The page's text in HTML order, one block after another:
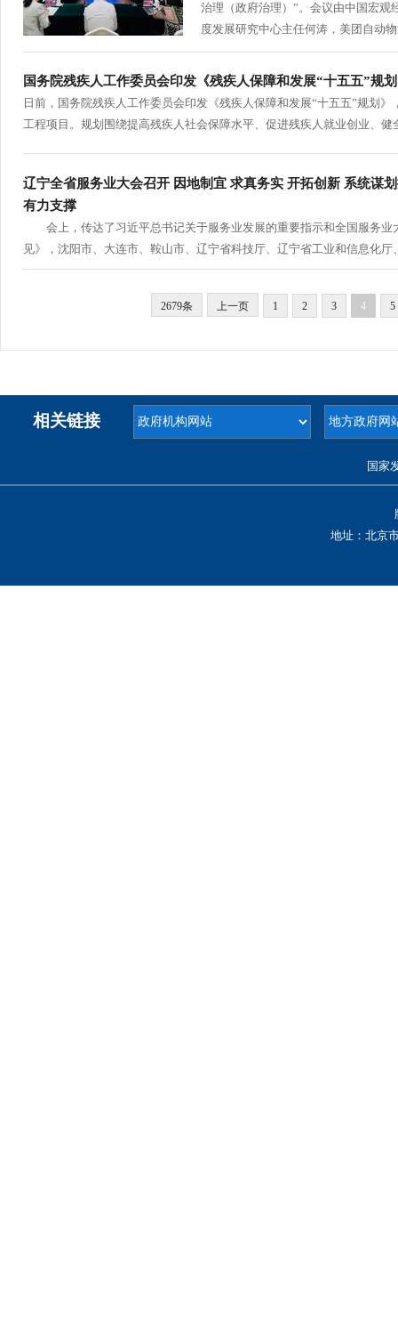
治理（政府治理）”。会议由中国宏
度发展研究中心主任何涛，美团自动
国务院残疾人工作委员会印发《残疾人保障和发展“十五五”规
日前，国务院残疾人工作委员会印发《残疾人保障和发展“十五五”规划
工程项目。规划围绕提高残疾人社会保障水平、促进残疾人就业创业、
辽宁全省服务业大会召开 因地制宜 求真务实 开拓创新 系统谋
有力支撑
会上，传达了习近平总书记关于服务业发展的重要指示和全国服务业
见》，沈阳市、大连市、鞍山市、辽宁省科技厅、辽宁省工业和信息化
2679条 上一页 1 2 3 4 5
相关链接
国家
地址：北京